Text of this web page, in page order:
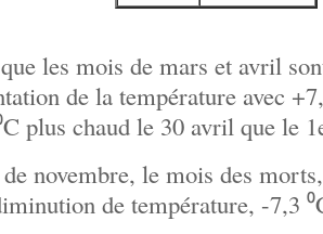
les mois de mars et avril
de la température avec
plus chaud le 30 avril que le
novembre, le mois des
de température, -7,3